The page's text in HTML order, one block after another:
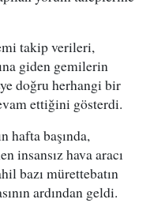
takip verileri,
giden gemilerin
doğru herhangi bir
ettiğini gösterdi.
hafta başında,
insansız hava aracı
bazı mürettebatın
ardından geldi.